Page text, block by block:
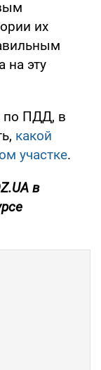
их
на эту
по ПДД, в
какой
участке.
в